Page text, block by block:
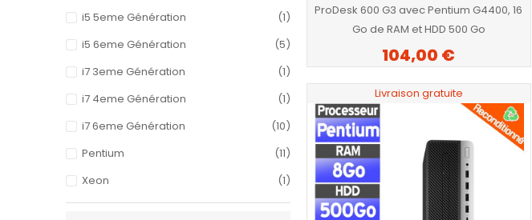
i5 5eme Génération
(1)
i5 6eme Génération
(5)
i7 3eme Génération
(1)
i7 4eme Génération
(1)
i7 6eme Génération
(10)
Pentium
(11)
Xeon
(1)
ProDesk 600 G3 avec Pentium G4400, 16
Go de RAM et HDD 500 Go
104,00 €
Livraison gratuite